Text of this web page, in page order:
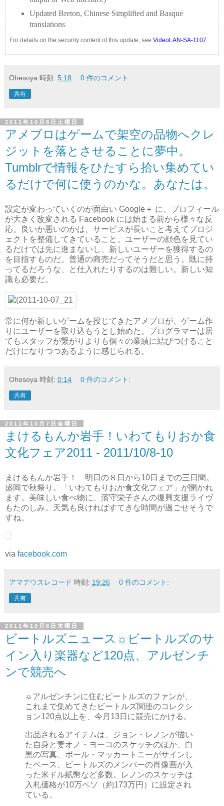
Updated Breton, Chinese Simplified and Basque
translations
For details on the security content of this update, see VideoLAN-SA-1107
Ohesoya 時刻: 5:18 0 件のコメント:
共有
2011年10月8日土曜日
アメブロはゲームで架空の品物へクレ
ジットを落とさせることに夢中。
Tumblrで情報をひたすら拾い集めてい
るだけで何に使うのかな。あなたは。
設定が変わっていくのが面白い Google＋ に、プロフィール
が大きく改変される Facebook には始まる前から様々な反
応。良いか悪いのかは、サービスが長いこと考えてプロジ
ェクトを整備してきていること。ユーザーの顔色を見てい
るだけでは先に進まないし、新しいユーザーを獲得するの
を目指すものだ。普通の商売だってそうだと思う。既に持
ってるだろうな、と仕入れたりするのは難しい。新しい知
識も必要だ。
常に何か新しいゲームを投じてきたアメブロが、ゲーム作
りにユーザーを取り込もうとし始めた。プログラマーは居
てもスタッフが繋がりよりも個々の業績に結びつけること
だけになりつつあるように感じられる。
Ohesoya 時刻: 0:14 0 件のコメント:
共有
2011年10月7日金曜日
まけるもんか岩手！いわてもりおか食
文化フェア2011 - 2011/10/8-10
まけるもんか岩手！ 明日の８日から10日までの三日間。
盛岡で秋祭り。「いわてもりおか食文化フェア」が開かれ
ます。美味しい食べ物に、濱守栄子さんの復興支援ライヴ
もたのしみ。天気も良ければすてきな時間が過ごせそうで
すね。
via facebook.com
アマデウスレコード 時刻: 19:26 0 件のコメント:
共有
2011年10月6日木曜日
ビートルズニュース☼ビートルズのサ
イン入り楽器など120点、アルゼンチ
ンで競売へ
☼アルゼンチンに住むビートルズのファンが、
これまで集めてきたビートルズ関連のコレクシ
ョン120点以上を、今月13日に競売にかける。
出品されるアイテムは、ジョン・レノンが描い
た自身と妻オノ・ヨーコのスケッチのほか、白
黒の写真、ポール・マッカートニーがサインし
たベース、ビートルズのメンバーの肖像画が入
った米ドル紙幣など多数。レノンのスケッチは
入札価格が10万ペソ（約173万円）に設定され
ている。